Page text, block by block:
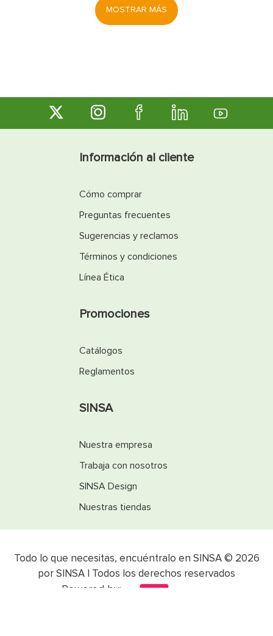
MOSTRAR MÁS
Información al cliente
Cómo comprar
Preguntas frecuentes
Sugerencias y reclamos
Términos y condiciones
Línea Ética
Promociones
Catálogos
Reglamentos
SINSA
Nuestra empresa
Trabaja con nosotros
SINSA Design
Nuestras tiendas
Todo lo que necesitas, encuéntralo en SINSA © 2026
por SINSA | Todos los derechos reservados
Powered by: